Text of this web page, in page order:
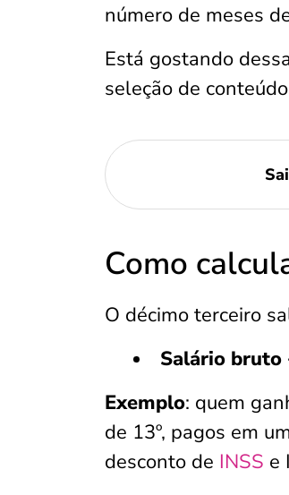
número de meses
Está gostando
seleção de
Como
O décimo terceiro
Salário bruto
Exemplo: quem
de 13º, pagos em
desconto de INSS e